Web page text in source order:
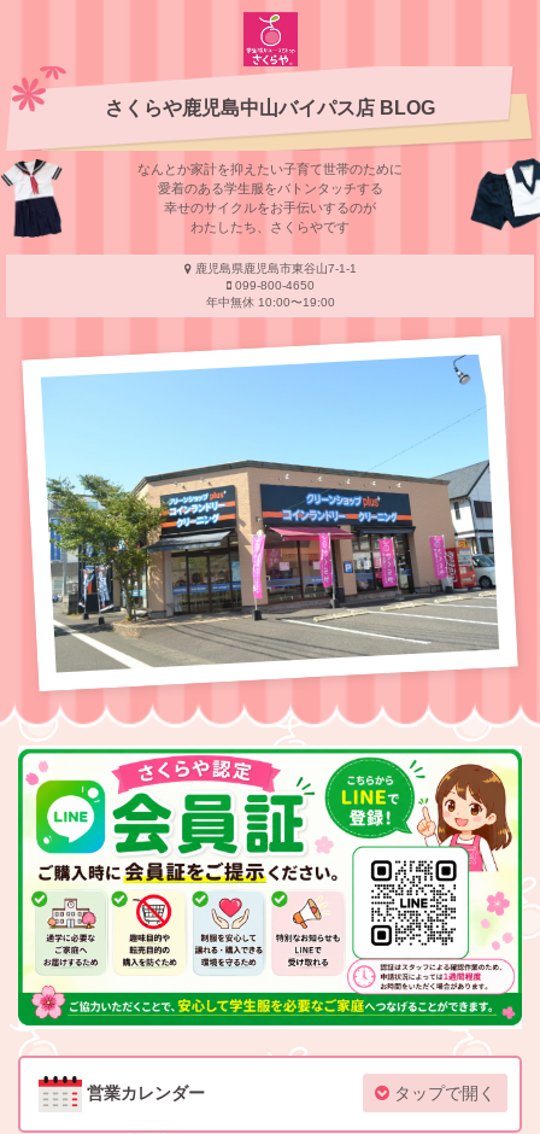
さくらや鹿児島中山バイパス店 BLOG
なんとか家計を抑えたい子育て世帯のために
愛着のある学⽣服をバトンタッチする
幸せのサイクルをお⼿伝いするのが
わたしたち、さくらやです
鹿児島県鹿児島市東谷山7-1-1
099-800-4650
年中無休 10:00〜19:00
営業カレンダー タップで開く